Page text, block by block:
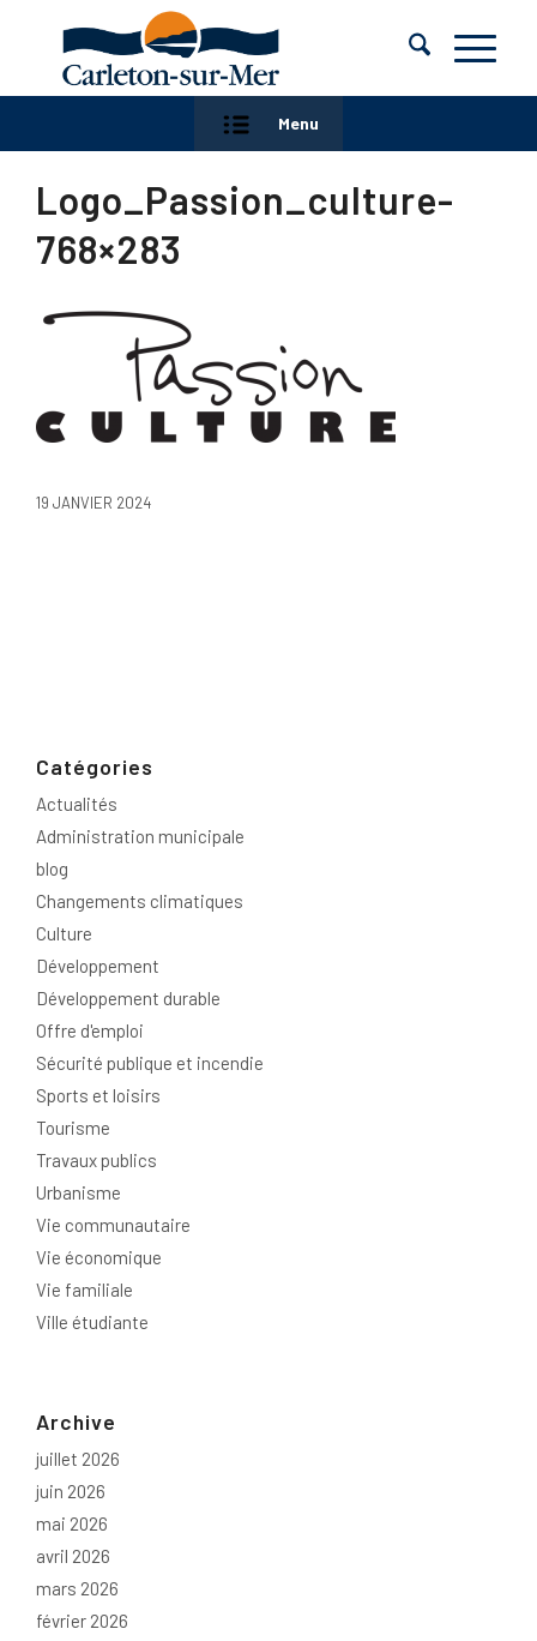
Menu
Logo_Passion_culture-
768×283
19 JANVIER 2024
Catégories
Actualités
Administration municipale
blog
Changements climatiques
Culture
Développement
Développement durable
Offre d'emploi
Sécurité publique et incendie
Sports et loisirs
Tourisme
Travaux publics
Urbanisme
Vie communautaire
Vie économique
Vie familiale
Ville étudiante
Archive
juillet 2026
juin 2026
mai 2026
avril 2026
mars 2026
février 2026